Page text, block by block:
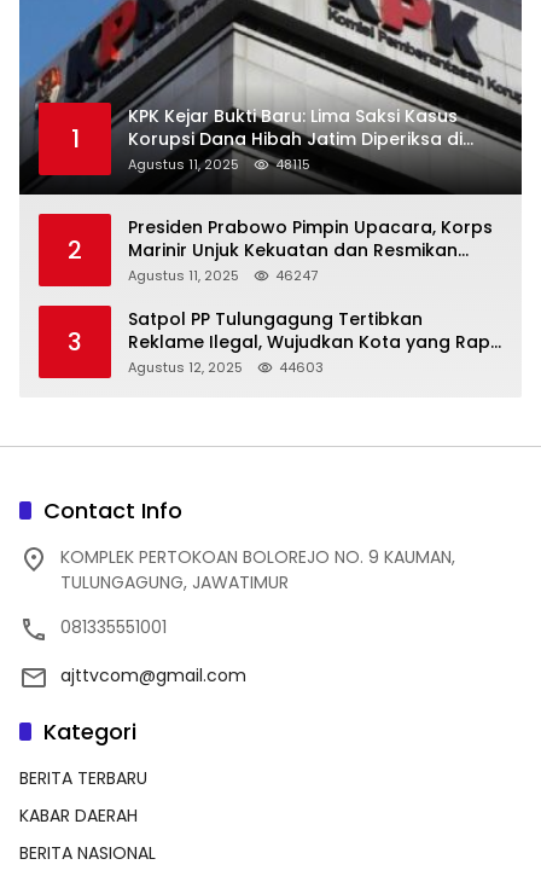
1
KPK Kejar Bukti Baru: Lima Saksi Kasus
Korupsi Dana Hibah Jatim Diperiksa di
Trenggalek
Agustus 11, 2025 48115
2
Presiden Prabowo Pimpin Upacara, Korps
Marinir Unjuk Kekuatan dan Resmikan
Struktur Baru
Agustus 11, 2025 46247
3
Satpol PP Tulungagung Tertibkan
Reklame Ilegal, Wujudkan Kota yang Rapi
dan Indah
Agustus 12, 2025 44603
Contact Info
KOMPLEK PERTOKOAN BOLOREJO NO. 9 KAUMAN,
TULUNGAGUNG, JAWATIMUR
081335551001
ajttvcom@gmail.com
Kategori
BERITA TERBARU
KABAR DAERAH
BERITA NASIONAL